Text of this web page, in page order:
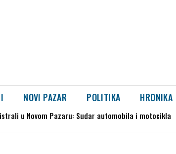
NOVI PAZAR POLITIKA HRONIKA
u Novom Pazaru: Sudar automobila i motocikla
sve letove iz Niša: Karte više nisu dostupne